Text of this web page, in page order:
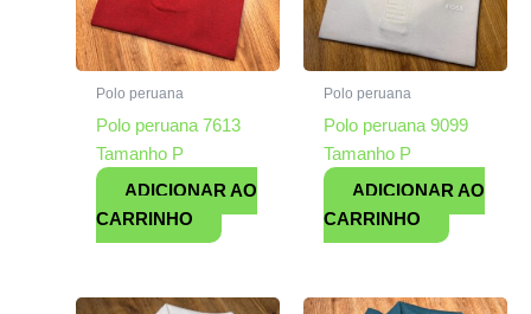
Polo peruana
Polo peruana 7613
Tamanho P
ADICIONAR AO
CARRINHO
Polo peruana
Polo peruana 9099
Tamanho P
ADICIONAR AO
CARRINHO